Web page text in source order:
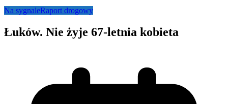
Na sygnaleRaport drogowy
Łuków. Nie żyje 67-letnia kobieta